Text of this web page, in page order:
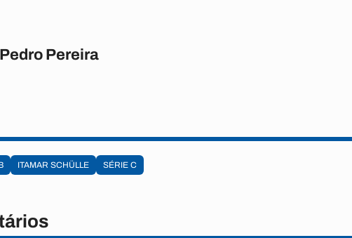
Pedro Pereira
ITAMAR SCHÜLLE SÉRIE C